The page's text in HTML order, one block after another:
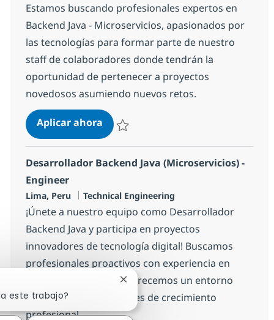
Estamos buscando profesionales expertos en
Backend Java - Microservicios, apasionados por
las tecnologías para formar parte de nuestro
staff de colaboradores donde tendrán la
oportunidad de pertenecer a proyectos
novedosos asumiendo nuevos retos.
Aplicar ahoraBackend Microservicios - Java
Desarrollador Backend Java (Microservicios) -
Engineer
Ubicación
Lima, Peru Categoría
Technical Engineering
¡Únete a nuestro equipo como Desarrollador
Backend Java y participa en proyectos
innovadores de tecnología digital! Buscamos
profesionales proactivos con experiencia en
microservicios y Java. Ofrecemos un entorno
inclusivo y oportunidades de crecimiento
profesional.
este trabajo?
Cerrar notificación de chatbot